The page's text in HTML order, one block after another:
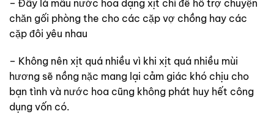
– Đây là mẫu nước hoa dạng xịt chỉ để hỗ trợ chuyện
chăn gối phòng the cho các cặp vợ chồng hay các
cặp đôi yêu nhau
– Không nên xịt quá nhiều vì khi xịt quá nhiều mùi
hương sẽ nồng nặc mang lại cảm giác khó chịu cho
bạn tình và nước hoa cũng không phát huy hết công
dụng vốn có.